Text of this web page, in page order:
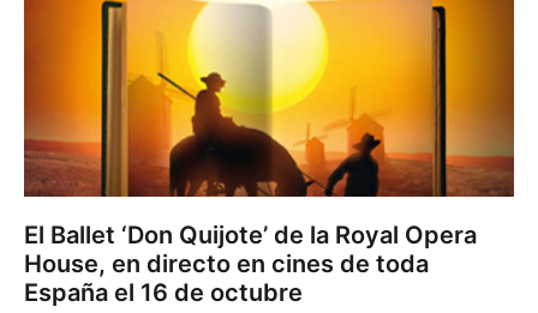
El Ballet ‘Don Quijote’ de la Royal Opera
House, en directo en cines de toda
España el 16 de octubre